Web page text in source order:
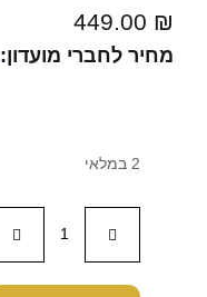
449.00 ₪
מחיר לחברי מועדון:
2 במלאי